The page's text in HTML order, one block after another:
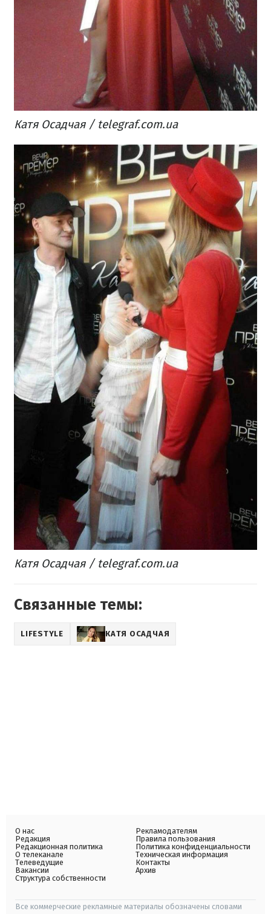
Катя Осадчая / telegraf.com.ua
Катя Осадчая / telegraf.com.ua
Связанные темы:
LIFESTYLE КАТЯ ОСАДЧАЯ
О нас
Редакция
Редакционная политика
О телеканале
Телеведущие
Вакансии
Структура собственности
Рекламодателям
Правила пользования
Политика конфиденциальности
Техническая информация
Контакты
Архив
Все коммерческие рекламные материалы обозначены словами